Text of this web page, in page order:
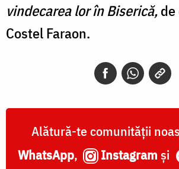
vindecarea lor în Biserică,de
Costel Faraon.
Alătură-te comunității
WhatsApp, Instagram și